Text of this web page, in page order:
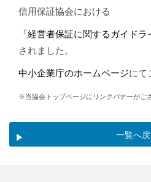
信用保証協会における
「経営者保証に関するガイド
されました。
中小企業庁のホームページにて
※当協会トップページにリンクバナーがご
一覧へ